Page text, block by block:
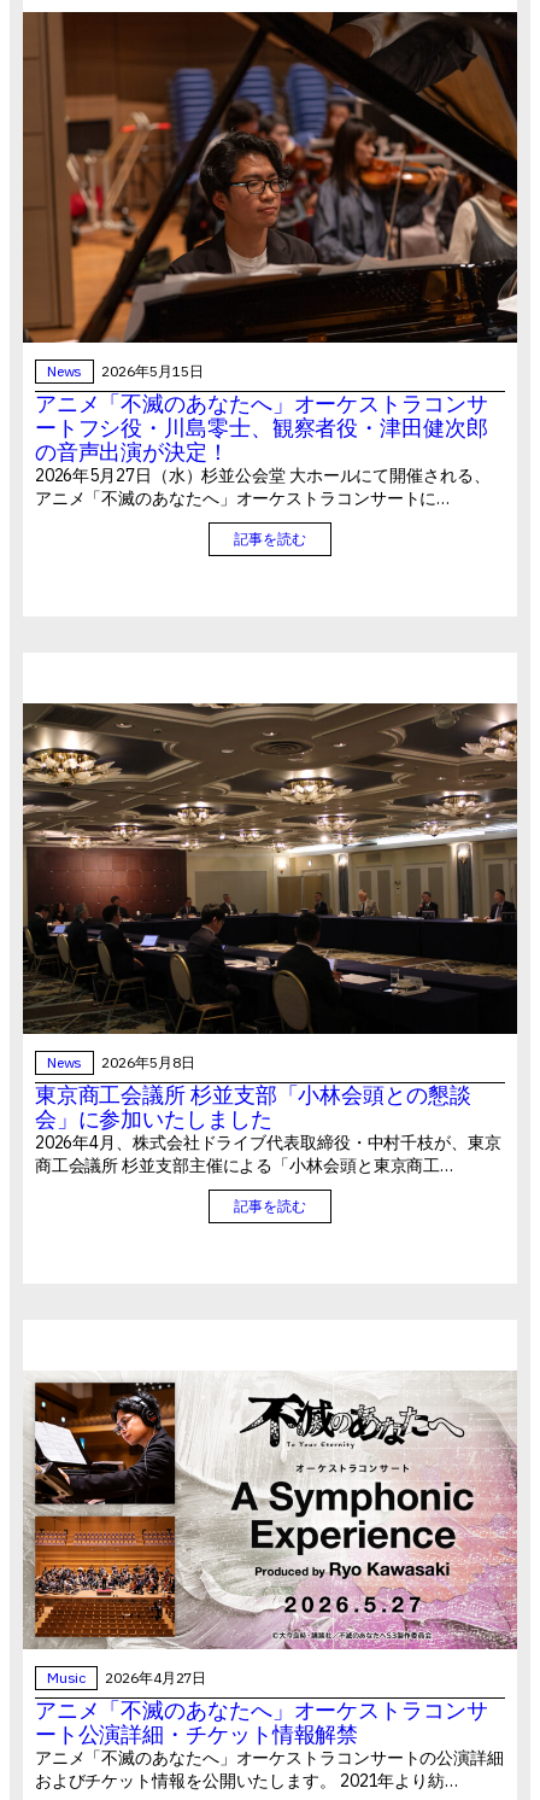
News 2026年5月15日
アニメ「不滅のあなたへ」オーケストラコンサ
ートフシ役・川島零士、観察者役・津田健次郎
の音声出演が決定！
2026年5月27日（水）杉並公会堂 大ホールにて開催される、
アニメ「不滅のあなたへ」オーケストラコンサートに…
記事を読む
News 2026年5月8日
東京商工会議所 杉並支部「小林会頭との懇談
会」に参加いたしました
2026年4月、株式会社ドライブ代表取締役・中村千枝が、東京
商工会議所 杉並支部主催による「小林会頭と東京商工…
記事を読む
Music 2026年4月27日
アニメ「不滅のあなたへ」オーケストラコンサ
ート公演詳細・チケット情報解禁
アニメ「不滅のあなたへ」オーケストラコンサートの公演詳細
およびチケット情報を公開いたします。 2021年より紡…